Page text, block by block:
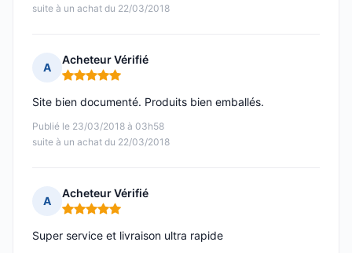
suite à un achat du 22/03/2018
A
Acheteur Vérifié
Note : 5 sur 5
Publié le 23/03/2018 à 03h58
suite à un achat du 22/03/2018
Site bien documenté. Produits bien emballés.
A
Acheteur Vérifié
Note : 5 sur 5
Super service et livraison ultra rapide